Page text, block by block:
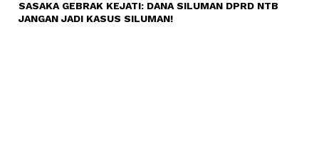
SASAKA GEBRAK KEJATI: DANA SILUMAN DPRD NTB
JANGAN JADI KASUS SILUMAN!